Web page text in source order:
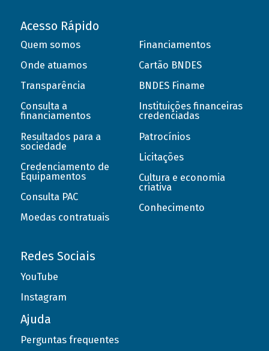
Acesso Rápido
Quem somos
Onde atuamos
Transparência
Consulta a
financiamentos
Resultados para a
sociedade
Credenciamento de
Equipamentos
Consulta PAC
Moedas contratuais
Financiamentos
Cartão BNDES
BNDES Finame
Instituições financeiras
credenciadas
Patrocínios
Licitações
Cultura e economia
criativa
Conhecimento
Redes Sociais
YouTube
Instagram
Ajuda
Perguntas frequentes